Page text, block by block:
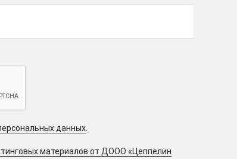
данных
материалов от ДООО «Цеппелин